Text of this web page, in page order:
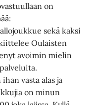
on
sekä kaksi
Oulaisten
avoimin mielin
vasta alas ja
on minun